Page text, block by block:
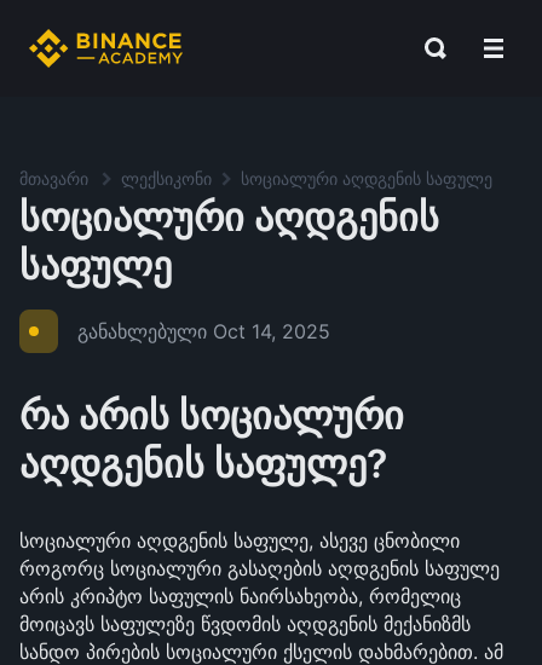
მთავარი ლექსიკონი სოციალური აღდგენის საფულე
სოციალური აღდგენის
საფულე
განახლებული Oct 14, 2025
რა არის სოციალური
აღდგენის საფულე?
სოციალური აღდგენის საფულე, ასევე ცნობილი
როგორც სოციალური გასაღების აღდგენის საფულე
არის კრიპტო საფულის ნაირსახეობა, რომელიც
მოიცავს საფულეზე წვდომის აღდგენის მექანიზმს
სანდო პირების სოციალური ქსელის დახმარებით. ამ